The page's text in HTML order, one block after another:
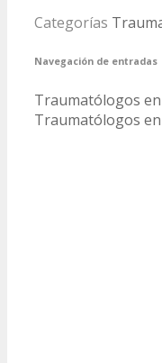
Categorías
Navegación de entradas
Traumatólogos
Traumatólogos